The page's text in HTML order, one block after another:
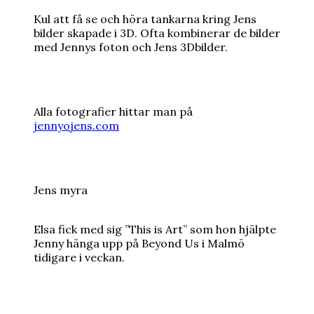
Kul att få se och höra tankarna kring Jens
bilder skapade i 3D. Ofta kombinerar de bilder
med Jennys foton och Jens 3Dbilder.
Alla fotografier hittar man på
jennyojens.com
Jens myra
Elsa fick med sig ”This is Art” som hon hjälpte
Jenny hänga upp på Beyond Us i Malmö
tidigare i veckan.